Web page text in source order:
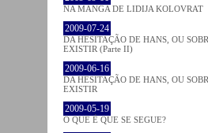
NA MANGA DE LIDIJA KOLOVRAT
2009-07-24
DA HESITAÇÃO DE HANS, OU
EXISTIR (Parte II)
2009-06-16
DA HESITAÇÃO DE HANS, OU
EXISTIR
2009-05-19
O QUE É QUE SE SEGUE?